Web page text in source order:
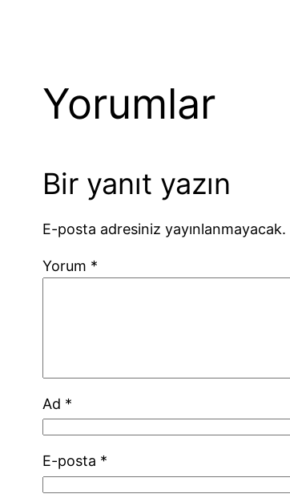
Yorumlar
Bir yanıt yazın
E-posta adresiniz yayınlanmayacak.
Yorum *
Ad *
E-posta *